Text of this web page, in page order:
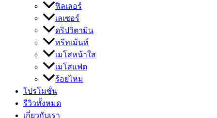
ฟิลเลอร์
เลเซอร์
ดริปวิตามิน
ทรีทเม้นท์
เมโสหน้าใส
เมโสแฟต
ร้อยไหม
โปรโมชั่น
รีวิวทั้งหมด
เกี่ยวกับเรา